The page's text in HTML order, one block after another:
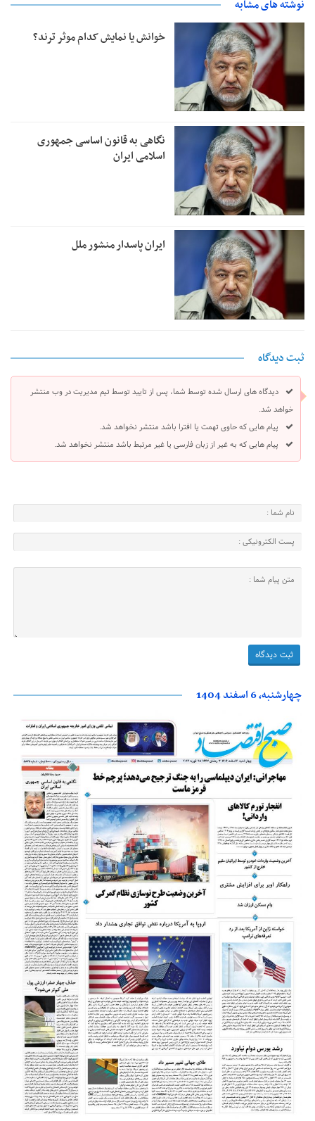
نوشته های مشابه
خوانش یا نمایش کدام موثر ترند؟
نگاهی به قانون اساسی جمهوری
اسلامی ایران
ایران پاسدار منشور ملل
ثبت دیدگاه
دیدگاه های ارسال شده توسط شما، پس از تایید توسط تیم مدیریت در وب منتشر
خواهد شد.
پیام هایی که حاوی تهمت یا افترا باشد منتشر نخواهد شد.
پیام هایی که به غیر از زبان فارسی یا غیر مرتبط باشد منتشر نخواهد شد.
چهارشنبه، 6 اسفند 1404